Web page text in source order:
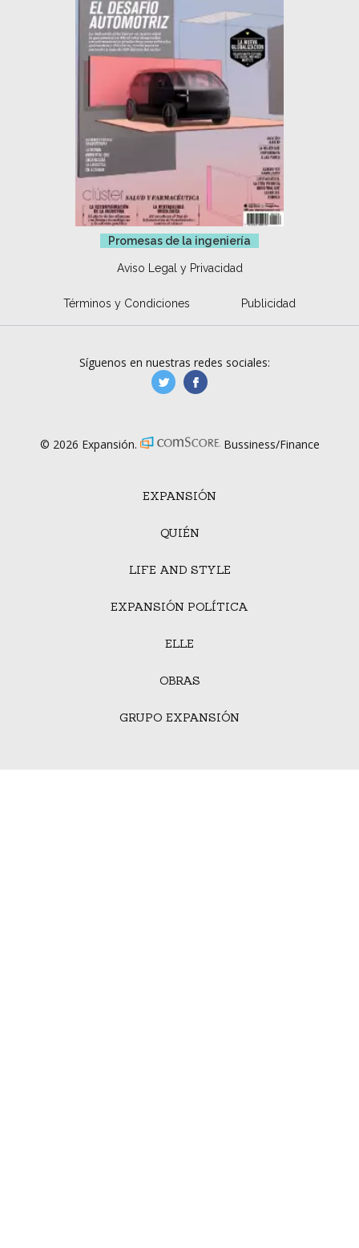
Promesas de la ingeniería
Aviso Legal y Privacidad
Términos y Condiciones Publicidad
EXPANSIÓN
QUIÉN
LIFE AND STYLE
EXPANSIÓN POLÍTICA
ELLE
OBRAS
GRUPO EXPANSIÓN
Síguenos en nuestras redes sociales:
manufacturaGE
© 2026 Expansión. Bussiness/Finance